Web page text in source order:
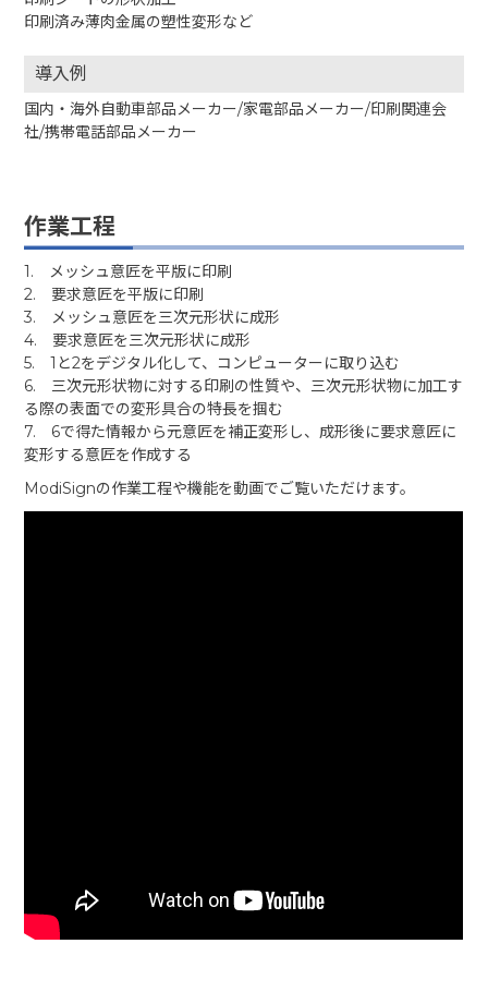
印刷済み薄肉金属の塑性変形など
導入例
国内・海外自動車部品メーカー/家電部品メーカー/印刷関連会
社/携帯電話部品メーカー
作業工程
1. メッシュ意匠を平版に印刷
2. 要求意匠を平版に印刷
3. メッシュ意匠を三次元形状に成形
4. 要求意匠を三次元形状に成形
5. 1と2をデジタル化して、コンピューターに取り込む
6. 三次元形状物に対する印刷の性質や、三次元形状物に加工す
る際の表面での変形具合の特長を掴む
7. 6で得た情報から元意匠を補正変形し、成形後に要求意匠に
変形する意匠を作成する
ModiSignの作業工程や機能を動画でご覧いただけます。